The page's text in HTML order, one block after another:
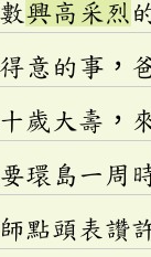
興高采烈
意的事，
歲大壽，
環島一周
點頭表讚